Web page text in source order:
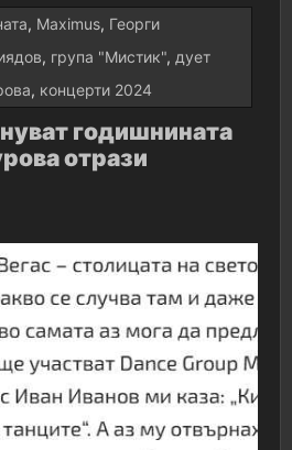
, Maximus, Георги
, група "Мистик", дует
, концерти 2024
годишнината
отрази